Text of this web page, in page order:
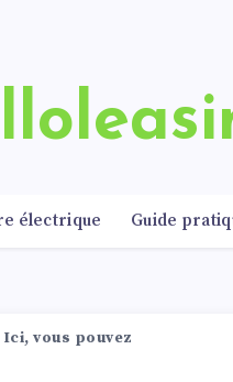
électrique Guide
Ici, vous pouvez